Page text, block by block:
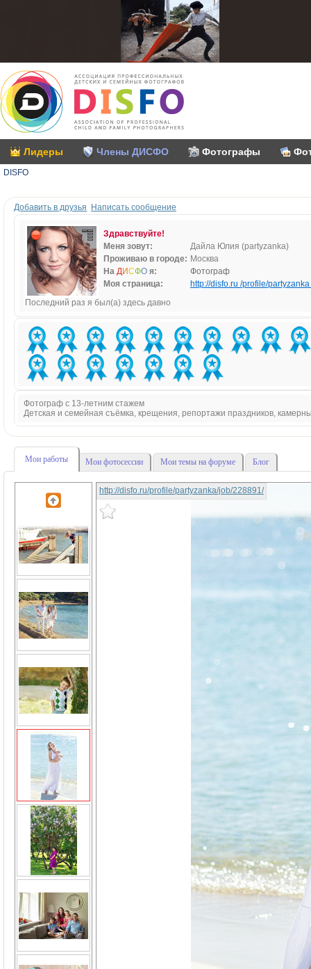
Лидеры Члены ДИСФО Фотографы
DISFO
Добавить в друзья Написать сообщение
Здравствуйте!
Меня зовут:
Дайла Юлия (partyzanka)
Проживаю в городе: Москва
На ДИСФО я:
Фотограф
Моя страница:
http://disfo.ru /profile/partyzanka
Последний раз я был(а) здесь давно
Фотограф с 13-летним стажем
Детская и семейная съёмка, крещения, репортажи праздников,
Мои работы Мои фотосессии Мои темы на форуме Блог
http://disfo.ru/profile/partyzanka/job/228891/